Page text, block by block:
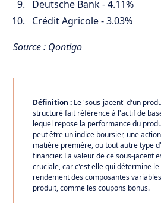
Deutsche Bank - 4.11%
Crédit Agricole - 3.03%
Source : Qontigo
Définition : Le 'sous-jacent' d'un
structuré fait référence à l'actif de
lequel repose la performance du
peut être un indice boursier, une
matière première, ou tout autre type
financier. La valeur de ce sous-jacent
cruciale, car c'est elle qui détermine le
rendement des composantes
produit, comme les coupons bonus.